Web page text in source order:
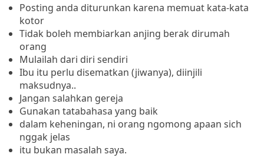
Posting anda diturunkan karena memuat kata-kata
kotor
Tidak boleh membiarkan anjing berak dirumah
orang
Mulailah dari diri sendiri
Ibu itu perlu disematkan (jiwanya), diinjili
maksudnya..
Jangan salahkan gereja
Gunakan tatabahasa yang baik
dalam keheningan, ni orang ngomong apaan sich
nggak jelas
itu bukan masalah saya.